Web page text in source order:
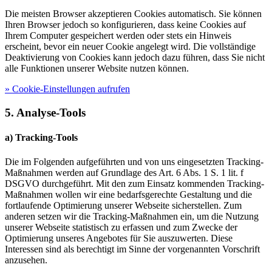
Die meisten Browser akzeptieren Cookies automatisch. Sie können
Ihren Browser jedoch so konfigurieren, dass keine Cookies auf
Ihrem Computer gespeichert werden oder stets ein Hinweis
erscheint, bevor ein neuer Cookie angelegt wird. Die vollständige
Deaktivierung von Cookies kann jedoch dazu führen, dass Sie nicht
alle Funktionen unserer Website nutzen können.
» Cookie-Einstellungen aufrufen
5. Analyse-Tools
a) Tracking-Tools
Die im Folgenden aufgeführten und von uns eingesetzten Tracking-
Maßnahmen werden auf Grundlage des Art. 6 Abs. 1 S. 1 lit. f
DSGVO durchgeführt. Mit den zum Einsatz kommenden Tracking-
Maßnahmen wollen wir eine bedarfsgerechte Gestaltung und die
fortlaufende Optimierung unserer Webseite sicherstellen. Zum
anderen setzen wir die Tracking-Maßnahmen ein, um die Nutzung
unserer Webseite statistisch zu erfassen und zum Zwecke der
Optimierung unseres Angebotes für Sie auszuwerten. Diese
Interessen sind als berechtigt im Sinne der vorgenannten Vorschrift
anzusehen.